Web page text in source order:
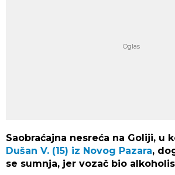
Saobraćajna nesreća na Goliji, u
Dušan V. (15) iz Novog Pazara,
se sumnja, jer vozač bio